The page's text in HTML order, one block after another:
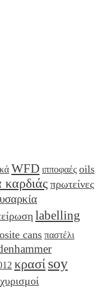
WFD ιπποφαές oils
πρωτείνες
labelling
cans παστέλι
κρασί soy